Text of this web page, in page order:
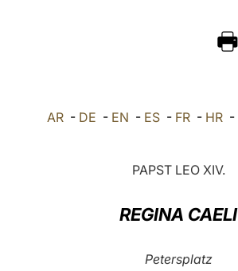
AR- DE - EN - ES- FR- HR-
PAPST LEO XIV.
REGINA CAELI
Petersplatz